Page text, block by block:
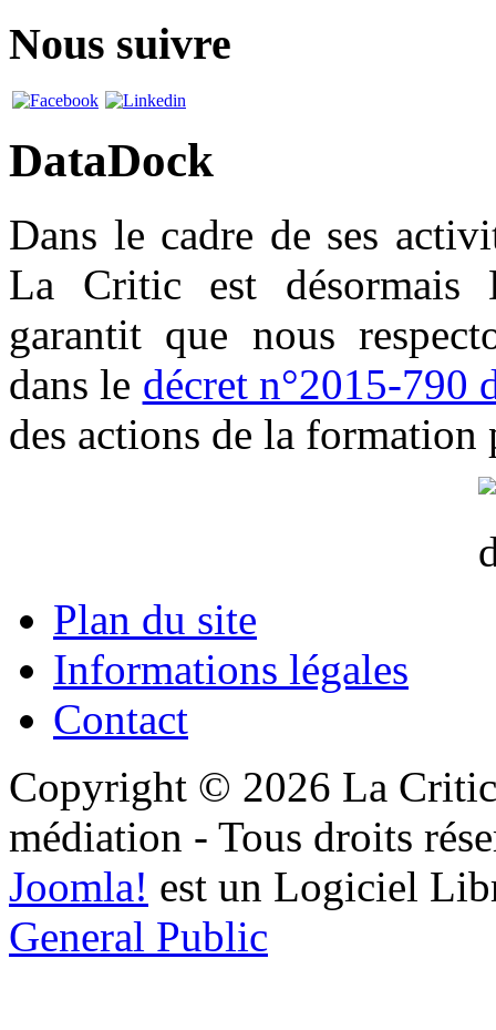
Nous suivre
DataDock
Dans le cadre de ses
La Critic est désormais
garantit que nous
dans le décret n°2015-790
des actions de la
Plan du site
Informations légales
Contact
Copyright © 2026 La
médiation - Tous droits
Joomla! est un Logiciel
General Public